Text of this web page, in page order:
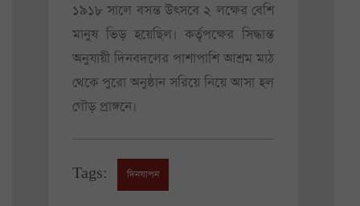
১৯১৮ সালে বসন্ত উৎসবে ২ লক্ষের বেশি
মানুষ ভিড় হয়েছিল। কর্তৃপক্ষের সিদ্ধান্ত
অনুযায়ী দিনবদলের পাশাপাশি আশ্রম মাঠ
থেকে পুরো অনুষ্ঠান সরিয়ে নিয়ে আসা হল
গৌড় প্রাঙ্গনে।
Tags: দিনযাপন